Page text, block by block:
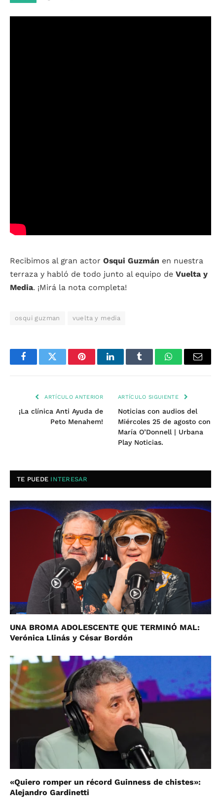
Recibimos al gran actor Osqui Guzmán en nuestra
terraza y habló de todo junto al equipo de Vuelta y
Media. ¡Mirá la nota completa!
osqui guzman vuelta y media
FacebookTwitter PinterestLinkedInTumblr WhatsAppEmail
ARTÍCULO ANTERIOR
¡La clínica Anti Ayuda de
Peto Menahem!
ARTÍCULO SIGUIENTE
Noticias con audios del
Miércoles 25 de agosto con
María O’Donnell | Urbana
Play Noticias.
TE PUEDE INTERESAR
UNA BROMA ADOLESCENTE QUE TERMINÓ MAL:
Verónica Llinás y César Bordón
«Quiero romper un récord Guinness de chistes»:
Alejandro Gardinetti